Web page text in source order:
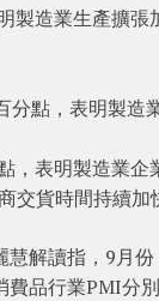
製造業生產擴
點，表明製造
，表明製造業
交貨時間持續加
解讀指，9月
品行業PMI分